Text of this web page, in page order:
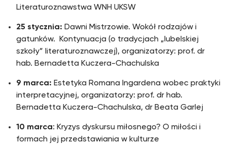
Literaturoznawstwa WNH UKSW
25 stycznia: Dawni Mistrzowie. Wokół rodzajów i
gatunków. Kontynuacja (o tradycjach „lubelskiej
szkoły” literaturoznawczej), organizatorzy: prof. dr
hab. Bernadetta Kuczera-Chachulska
9 marca: Estetyka Romana Ingardena wobec praktyki
interpretacyjnej, organizatorzy: prof. dr hab.
Bernadetta Kuczera-Chachulska, dr Beata Garlej
10 marca: Kryzys dyskursu miłosnego? O miłości i
formach jej przedstawiania w kulturze